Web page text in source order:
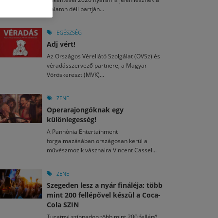
2026. JÚL. 15.
nézők 10 kedvenc filmje 2026 első félévében
2026. JÚL. 3.
án hozzánk is megérkezik a Rocktábor
2026. JÚL. 29.
a jubileumi Művészetek Völgye – még öt
kulturális ünnep
Fesztivál 2026
egy mese: 30 napos mesekihívást indít a Libri
2026. MÁJ. 11.
László kapta az Artisjus Irodalmi Nagydíjat
Balaton déli partján...
EGÉSZSÉG
Adj vért!
Az Országos Vérellátó Szolgálat (OVSz) és
véradásszervező partnere, a Magyar
Vöröskereszt (MVK)...
ZENE
Operarajongóknak egy
különlegesség!
A Pannónia Entertainment
forgalmazásában országosan kerül a
művészmozik vásznaira Vincent Cassel...
ZENE
Szegeden lesz a nyár fináléja: több
mint 200 fellépővel készül a Coca-
Cola SZIN